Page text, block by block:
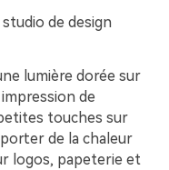
de design
lumière dorée sur
de
touches sur
de la chaleur
logos, papeterie et